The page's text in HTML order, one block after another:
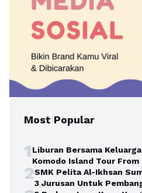
Most Popular
1Liburan Bersama
Komodo Island Tour
2SMK Pelita Al-Ikhsan
3 Jurusan Untuk